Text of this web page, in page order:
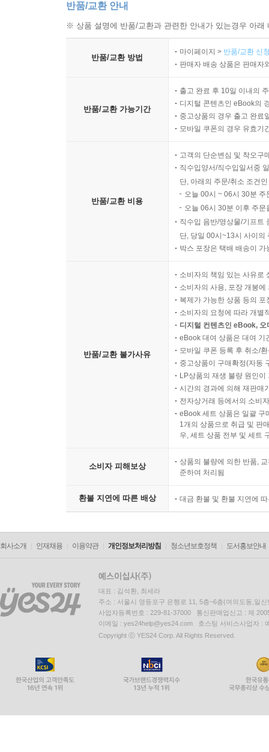
반품/교환 안내
※ 상품 설명에 반품/교환과 관련한 안내가 있는경우 아
반품/교환 방법
마이페이지 > 반품/교환 신
판매자 배송 상품은 판매자
반품/교환 가능기간
출고 완료 후 10일 이내의
디지털 콘텐츠인 eBook의
중고상품의 경우 출고 완료
모바일 쿠폰의 경우 유효기
반품/교환 비용
고객의 단순변심 및 착오구
직수입양서/직수입일서중
단, 아래의 주문/취소 조건
오늘 00시 ~ 06시 30분
오늘 06시 30분 이후 주
직수입 음반/영상물/기프트
단, 당일 00시~13시 사이의
박스 포장은 택배 배송이
반품/교환 불가사유
소비자의 책임 있는 사유로
소비자의 사용, 포장 개봉
복제가 가능한 상품 등의
소비자의 요청에 따라 개별
디지털 컨텐츠인 eBook,
eBook 대여 상품은 대여 기
모바일 쿠폰 등록 후 취소/
중고상품이 구매확정(자동
LP상품의 재생 불량 원인
시간의 경과에 의해 재판매
전자상거래 등에서의 소비
eBook 세트 상품은 일괄 구
1개의 상품으로 취급 및 판
우, 세트 상품 전부 및 세트
소비자 피해보상
상품의 불량에 의한 반품,
준하여 처리됨
환불 지연에 따른 배상 대금 환불 및 환불 지연에
회사소개 인재채용 이용약관 개인정보처리방침 청소년보호정책 도서홍보안내
대표 : 김석환, 최세라
주소 : 서울시 영등포구 은행로 11, 5층~6층(여의도동,일신
사업자등록번호 : 229-81-37000 통신판매업신고 : 제
이메일 : yes24help@yes24.com 호스팅 서비스사업자 :
Copyright ⓒ YES24 Corp. All Rights Reserved.